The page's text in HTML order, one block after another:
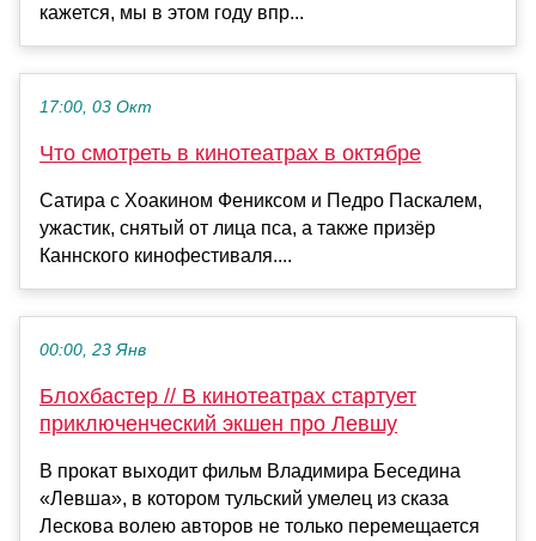
кажется, мы в этом году впр...
17:00, 03 Окт
Что смотреть в кинотеатрах в октябре
Сатира с Хоакином Фениксом и Педро Паскалем,
ужастик, снятый от лица пса, а также призёр
Каннского кинофестиваля....
00:00, 23 Янв
Блохбастер // В кинотеатрах стартует
приключенческий экшен про Левшу
В прокат выходит фильм Владимира Беседина
«Левша», в котором тульский умелец из сказа
Лескова волею авторов не только перемещается